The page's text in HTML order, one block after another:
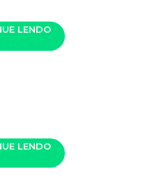
LENDO
LENDO